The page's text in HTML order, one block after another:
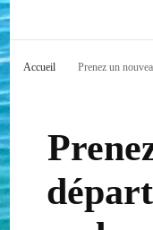
Accueil Prenez un